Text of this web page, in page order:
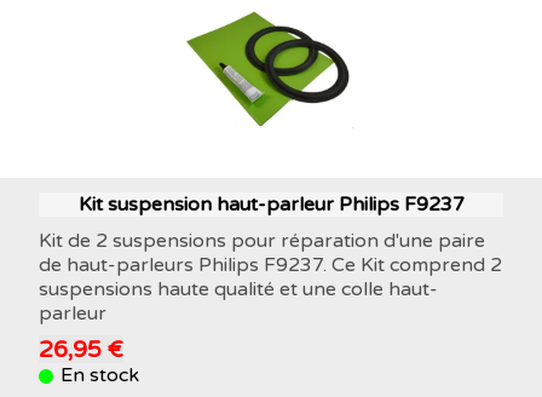
Kit suspension haut-parleur Philips F9237
Kit de 2 suspensions pour réparation d'une paire
de haut-parleurs Philips F9237. Ce Kit comprend 2
suspensions haute qualité et une colle haut-
parleur
26,95 €
En stock